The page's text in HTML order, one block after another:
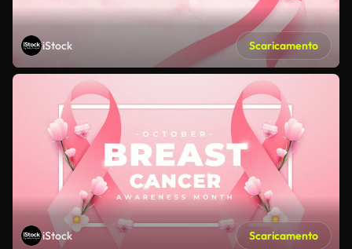
iStock Scaricamento
iStock Scaricamento